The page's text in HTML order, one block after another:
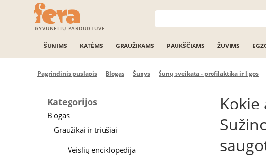
GYVŪNĖLIŲ PARDUOTUVĖ
ŠUNIMS KATĖMS GRAUŽIKAMS PAUKŠČIAMS ŽUVIMS
Pagrindinis puslapis Blogas Šunys Šunų sveikata - profilaktika ir ligos
Kategorijos
Blogas
Graužikai ir triušiai
Veislių enciklopedija